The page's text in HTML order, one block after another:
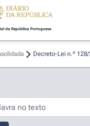
da República Portuguesa
Decreto-Lei n.º